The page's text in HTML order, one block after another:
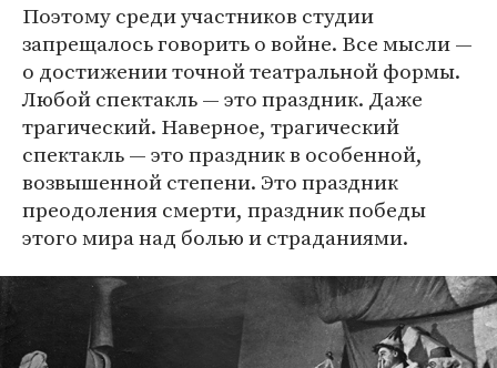
Поэтому среди участников студии
запрещалось говорить о войне. Все мысли —
о достижении точной театральной формы.
Любой спектакль — это праздник. Даже
трагический. Наверное, трагический
спектакль — это праздник в особенной,
возвышенной степени. Это праздник
преодоления смерти, праздник победы
этого мира над болью и страданиями.